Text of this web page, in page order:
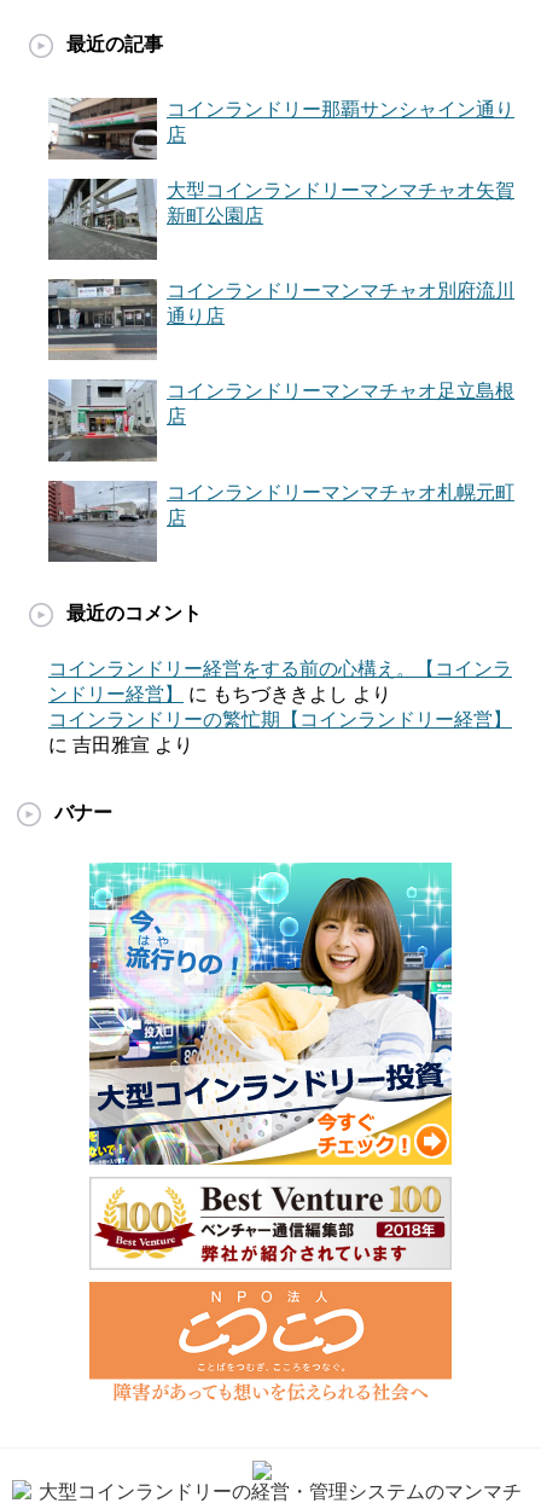
最近の記事
コインランドリー那覇サンシャイン通り
店
大型コインランドリーマンマチャオ矢賀
新町公園店
コインランドリーマンマチャオ別府流川
通り店
コインランドリーマンマチャオ足立島根
店
コインランドリーマンマチャオ札幌元町
店
最近のコメント
コインランドリー経営をする前の心構え。【コインラ
ンドリー経営】
に もちづききよし より
コインランドリーの繁忙期【コインランドリー経営】
に 吉田雅宣 より
バナー